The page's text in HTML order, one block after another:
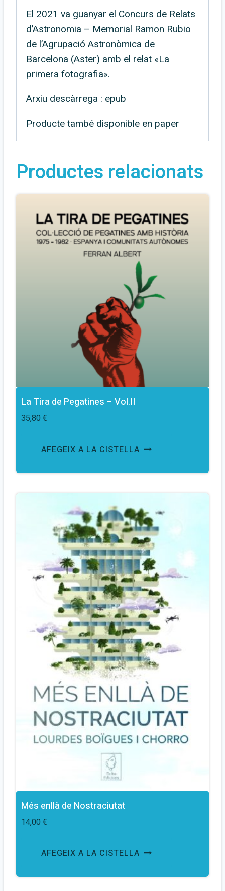
El 2021 va guanyar el Concurs de Relats
d’Astronomia – Memorial Ramon Rubio
de l’Agrupació Astronòmica de
Barcelona (Aster) amb el relat «La
primera fotografia».
Arxiu descàrrega : epub
Producte també disponible en paper
Productes relacionats
La Tira de Pegatines – Vol.II
35,80 €
AFEGEIX A LA CISTELLA
Més enllà de Nostraciutat
14,00 €
AFEGEIX A LA CISTELLA